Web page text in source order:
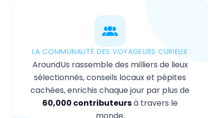
LA COMMUNAUTÉ DES VOYAGEURS CURIEUX
AroundUs rassemble des milliers de lieux
sélectionnés, conseils locaux et pépites
cachées, enrichis chaque jour par plus de
60,000 contributeursà travers le